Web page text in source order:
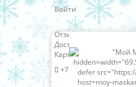
Войти
Отзывы о нас
Доставка и оплата
Карта сайта
+7 (966) 324-63-85